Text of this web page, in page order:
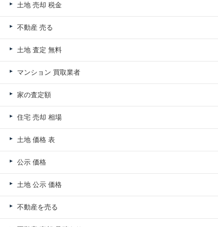
土地 売却 税金
不動産 売る
土地 査定 無料
マンション 買取業者
家の査定額
住宅 売却 相場
土地 価格 表
公示 価格
土地 公示 価格
不動産を売る